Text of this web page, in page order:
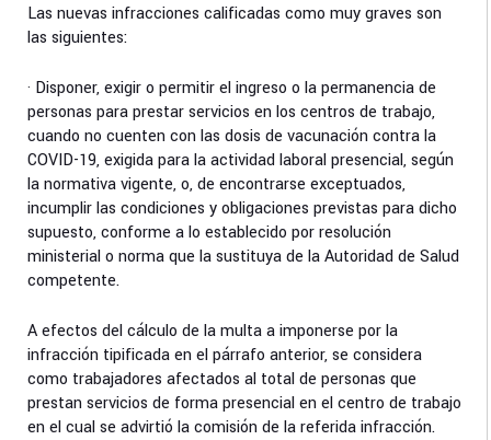
Las nuevas infracciones calificadas como muy graves son
las siguientes:
· Disponer, exigir o permitir el ingreso o la permanencia de
personas para prestar servicios en los centros de trabajo,
cuando no cuenten con las dosis de vacunación contra la
COVID-19, exigida para la actividad laboral presencial, según
la normativa vigente, o, de encontrarse exceptuados,
incumplir las condiciones y obligaciones previstas para dicho
supuesto, conforme a lo establecido por resolución
ministerial o norma que la sustituya de la Autoridad de Salud
competente.
A efectos del cálculo de la multa a imponerse por la
infracción tipificada en el párrafo anterior, se considera
como trabajadores afectados al total de personas que
prestan servicios de forma presencial en el centro de trabajo
en el cual se advirtió la comisión de la referida infracción.